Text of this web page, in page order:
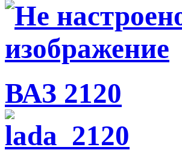
ВАЗ 2120